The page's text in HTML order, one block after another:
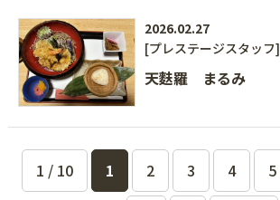
2026.02.27
[プレステージスタッフ]
天麩羅 まるみ
1 / 10 1 2 3 4 5